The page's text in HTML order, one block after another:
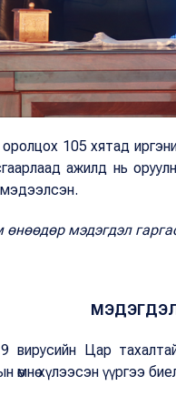
105 хятад
ажилд нь
мэдээлсэн.
мэдэгдэл
вирусийн Цар
өмнө хүлээсэн үүргээ